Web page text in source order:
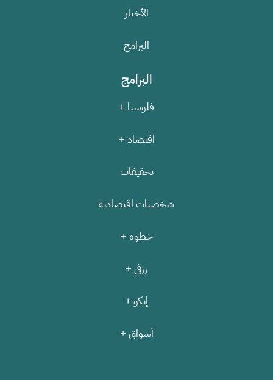
الأخبار
البرامج
البرامج
فلوسنا +
اقتصاد +
تحقيقات
شخصيات اقتصادية
خطوة +
رزقي +
إيكو +
أسواق +